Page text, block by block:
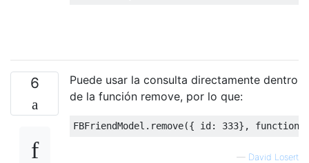
6
Puede usar la consulta directamente dentro
de la función remove, por lo que:
FBFriendModel . remove({ id: 333}, function
— David Losert